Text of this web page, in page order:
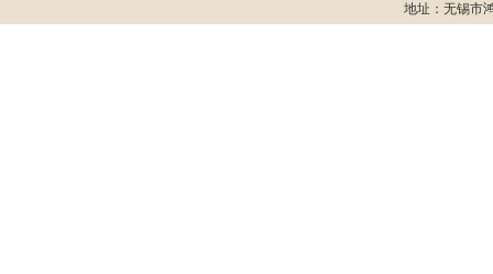
地址：无锡市